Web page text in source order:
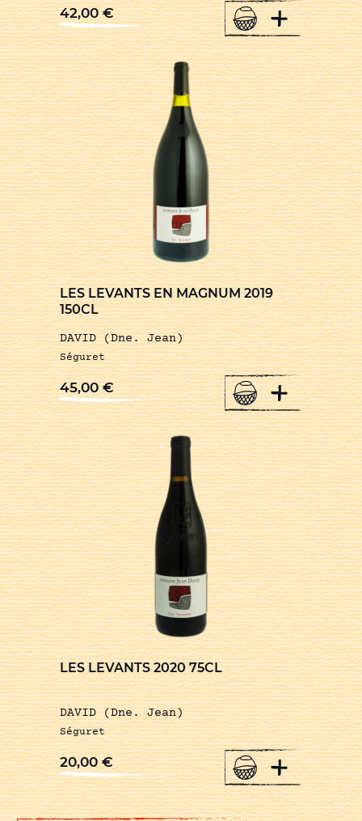
42,00€ +
LES LEVANTS EN MAGNUM 2019
150CL
DAVID (Dne. Jean)
Séguret
45,00€ +
LES LEVANTS 2020 75CL
DAVID (Dne. Jean)
Séguret
20,00€ +